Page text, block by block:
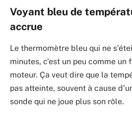
Voyant bleu de
accrue
Le thermomètre bleu qui ne
minutes, c’est un peu comme un
moteur. Ça veut dire que la
pas atteinte, souvent à cause
sonde qui ne joue plus son rôle.